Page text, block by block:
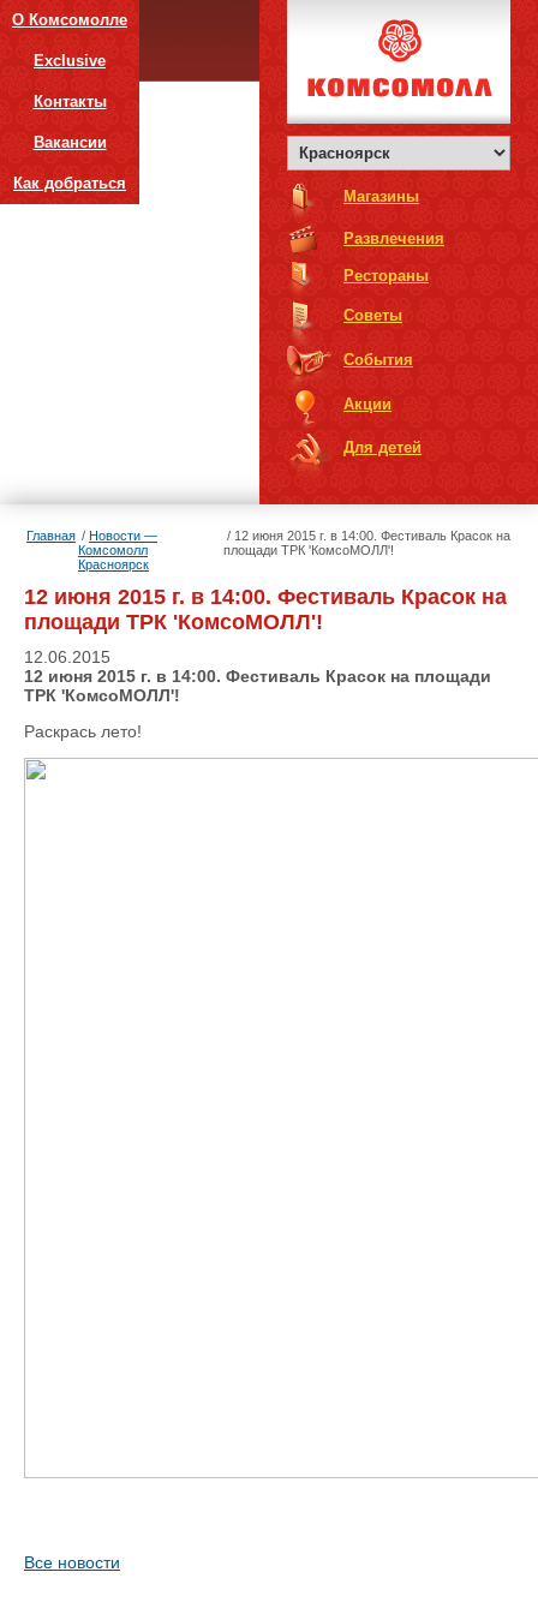
О Комсомолле
Exclusive
Контакты
Вакансии
Как добраться
Магазины
Развлечения
Рестораны
Советы
События
Акции
Для детей
Главная
Новости —
Комсомолл
Красноярск
12 июня 2015 г. в 14:00. Фестиваль Красок на
площади ТРК 'КомсоМОЛЛ'!
12 июня 2015 г. в 14:00. Фестиваль Красок на
площади ТРК 'КомсоМОЛЛ'!
12.06.2015
12 июня 2015 г. в 14:00. Фестиваль Красок на площади
ТРК 'КомсоМОЛЛ'!
Раскрась лето!
Все новости